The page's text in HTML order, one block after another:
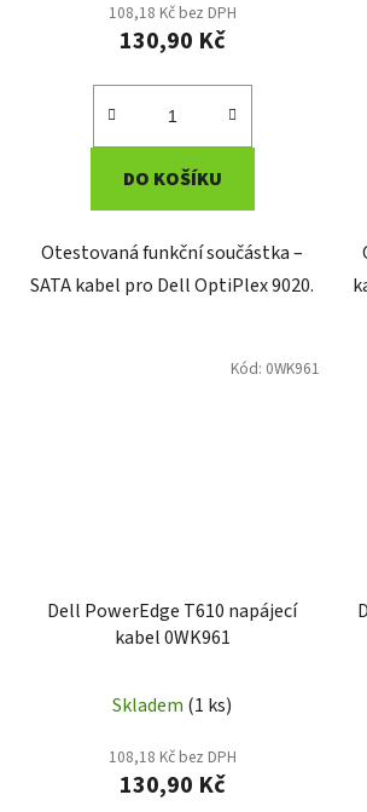
108,18 Kč bez DPH
130,90 Kč
DO KOŠÍKU
Otestovaná funkční součástka –
SATA kabel pro Dell OptiPlex 9020.
Dell PowerEdge T610 napájecí
kabel 0WK961
Skladem (1 ks)
108,18 Kč bez DPH
130,90 Kč
Kód: 0WK961